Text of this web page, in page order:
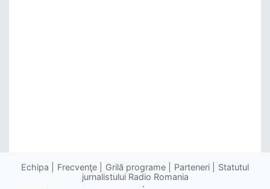
Echipa Frecvenţe Grilă programe Parteneri
Statutul
jurnalistului Radio Romania